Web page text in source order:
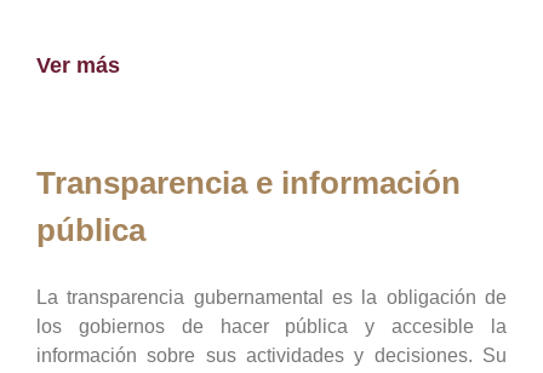
Ver más
Transparencia e información
pública
La transparencia gubernamental es la obligación de
los gobiernos de hacer pública y accesible la
información sobre sus actividades y decisiones. Su